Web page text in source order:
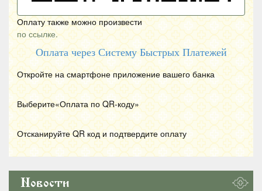
Оплату также можно произвести
по ссылке.
Оплата через Систему Быстрых Платежей
Откройте на смартфоне приложение вашего банка
Выберите«Оплата по QR-коду»
Отсканируйте QR код и подтвердите оплату
Новости